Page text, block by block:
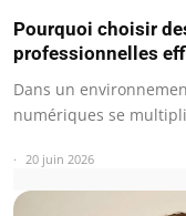
Pourquoi choisir
professionnelles
Dans un
numériques se
20 juin 2026